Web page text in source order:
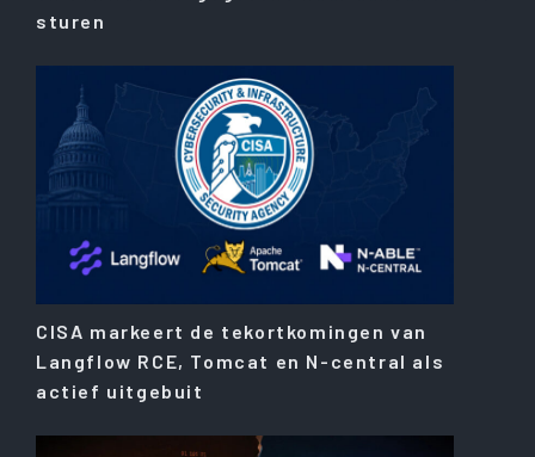
sturen
CISA markeert de tekortkomingen van
Langflow RCE, Tomcat en N-central als
actief uitgebuit